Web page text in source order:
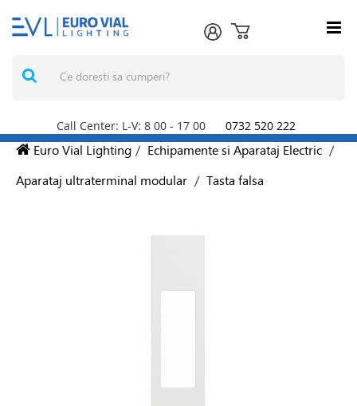
Call Center: L-V: 8 00 - 17 00 0732 520 222
Euro Vial Lighting / Echipamente si Aparataj Electric /
Aparataj ultraterminal modular / Tasta falsa